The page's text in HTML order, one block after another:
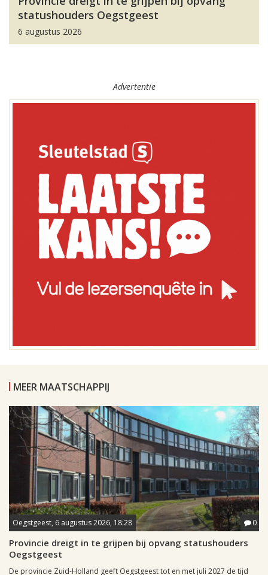
statushouders Oegstgeest
6 augustus 2026
Advertentie
MEER MAATSCHAPPIJ
Oegstgeest, 6 augustus 2026, 18:28 0
Provincie dreigt in te grijpen bij opvang statushouders
Oegstgeest
De provincie Zuid-Holland geeft Oegstgeest tot en met juli 2027 de tijd